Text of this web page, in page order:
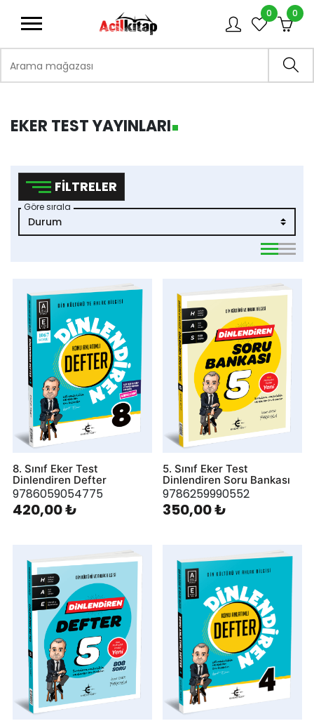
0 0
EKER TEST YAYINLARI
FILTRELER
Göre sırala
8. Sınıf Eker Test
Dinlendiren Defter
9786059054775
420,00 ₺
5. Sınıf Eker Test
Dinlendiren Soru Bankası
9786259990552
350,00 ₺